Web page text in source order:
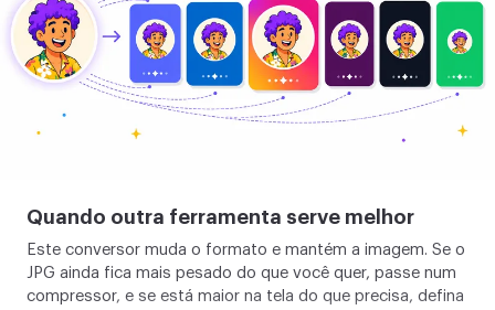
Quando outra ferramenta serve melhor
Este conversor muda o formato e mantém a imagem. Se o
JPG ainda fica mais pesado do que você quer, passe num
compressor, e se está maior na tela do que precisa, defina